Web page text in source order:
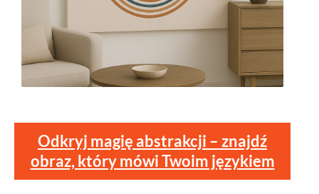
Odkryj magię abstrakcji – znajdź
obraz, który mówi Twoim językiem